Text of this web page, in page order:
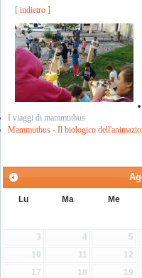
[ indietro ]
I viaggi di mammutbus
Mammutbus - Il biologico
Lu Ma Me
3
4 5
10
11 12
17
18 19